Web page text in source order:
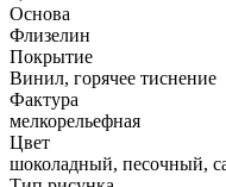
Основа
Флизелин
Покрытие
Винил, горячее тиснение
Фактура
мелкорельефная
Цвет
шоколадный, песочный,